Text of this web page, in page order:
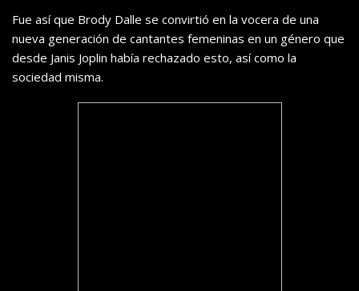
Fue así que Brody Dalle se convirtió en la vocera de una
nueva generación de cantantes femeninas en un género que
desde Janis Joplin había rechazado esto, así como la
sociedad misma.